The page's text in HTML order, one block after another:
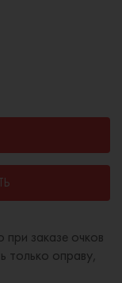
заказе очков
только оправу,